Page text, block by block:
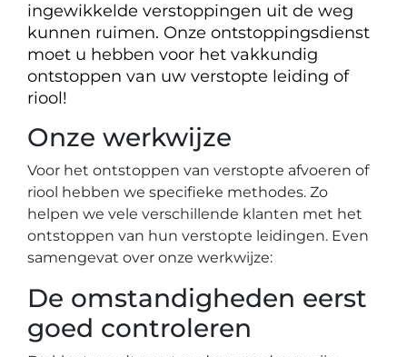
ingewikkelde verstoppingen uit de weg
kunnen ruimen. Onze ontstoppingsdienst
moet u hebben voor het vakkundig
ontstoppen van uw verstopte leiding of
riool!
Onze werkwijze
Voor het ontstoppen van verstopte afvoeren of
riool hebben we specifieke methodes. Zo
helpen we vele verschillende klanten met het
ontstoppen van hun verstopte leidingen. Even
samengevat over onze werkwijze:
De omstandigheden eerst
goed controleren